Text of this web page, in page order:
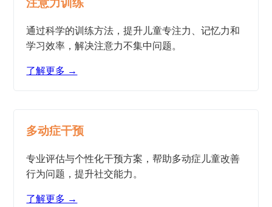
注意力训练
通过科学的训练方法，提升儿童专注力、记忆力和
学习效率，解决注意力不集中问题。
了解更多 →
多动症干预
专业评估与个性化干预方案，帮助多动症儿童改善
行为问题，提升社交能力。
了解更多 →